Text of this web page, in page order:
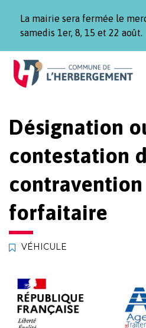
La mairie sera fermée le
samedis 1er, 8, 15 et 22 août.
Aller
Aller
contenu
Aller
pied
Désignation
contestation
forfaitaire
VÉHICULE